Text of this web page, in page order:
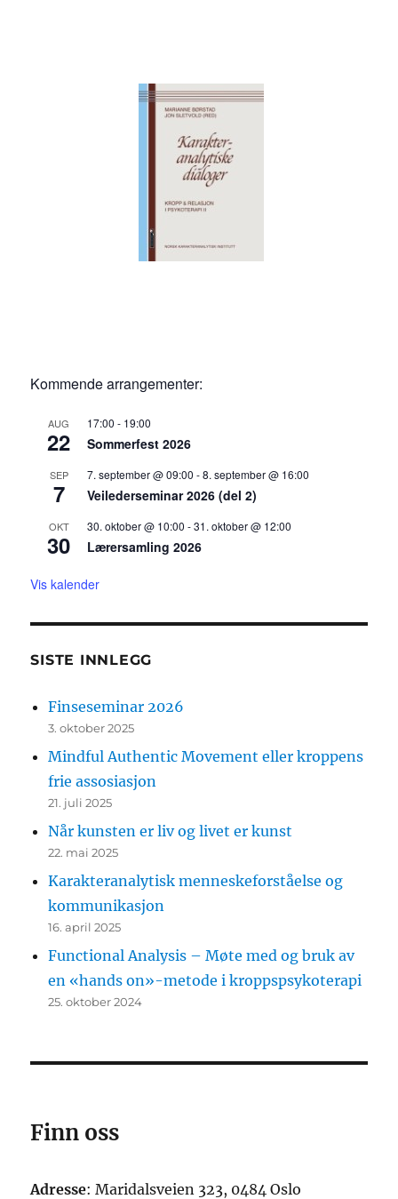
Kommende arrangementer:
AUG
22
17:00 - 19:00
Sommerfest 2026
SEP
7
7. september @ 09:00 -8. september @ 16:00
Veilederseminar 2026 (del 2)
OKT
30
30. oktober @ 10:00 -31. oktober @ 12:00
Lærersamling 2026
Vis kalender
SISTE INNLEGG
Finseseminar 2026
3. oktober 2025
Mindful Authentic Movement eller kroppens
frie assosiasjon
21. juli 2025
Når kunsten er liv og livet er kunst
22. mai 2025
Karakteranalytisk menneskeforståelse og
kommunikasjon
16. april 2025
Functional Analysis – Møte med og bruk av
en «hands on»-metode i kroppspsykoterapi
25. oktober 2024
Finn oss
Adresse: Maridalsveien 323, 0484 Oslo